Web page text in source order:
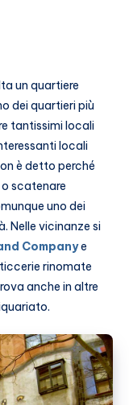
un quartiere
dei quartieri più
tantissimi locali
locali
è detto perché
scatenare
uno dei
Nelle vicinanze si
Companye
rinomate
anche in altre